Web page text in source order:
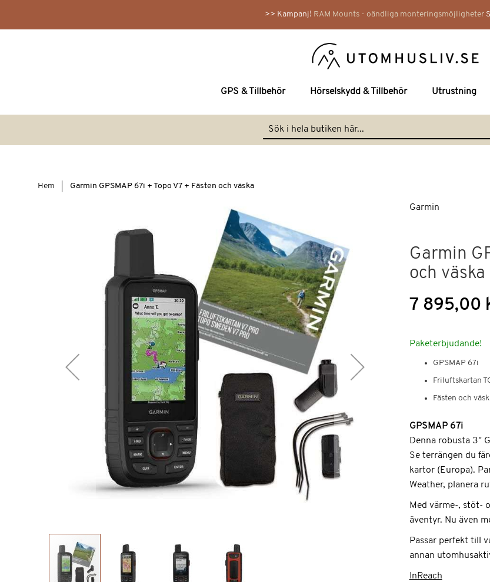
>> Kampanj! RAM Mounts - oändliga monteringsmöjligheter
GPS & Tillbehör Hörselskydd & Tillbehör Utrustning
till
Search
Hem Garmin GPSMAP 67i + Topo V7 + Fästen och väska
Garmin
Garmin
och väska
7 895,00
Paketerbjudande!
GPSMAP 67i
Friluftskartan
Fästen och
GPSMAP 67i
Denna robusta 3"
Se terrängen du
kartor (Europa).
Weather, planera
Med värme-, stöt-
äventyr. Nu även
Passar perfekt till
annan
InReach